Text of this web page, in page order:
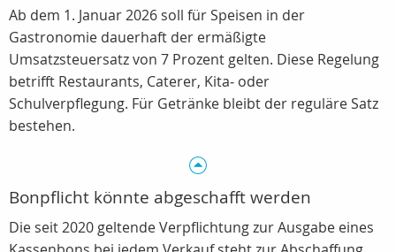
Ab dem 1. Januar 2026 soll für Speisen in der
Gastronomie dauerhaft der ermäßigte
Umsatzsteuersatz von 7 Prozent gelten. Diese Regelung
betrifft Restaurants, Caterer, Kita‑ oder
Schulverpflegung. Für Getränke bleibt der reguläre Satz
bestehen.
Bonpflicht könnte abgeschafft werden
Die seit 2020 geltende Verpflichtung zur Ausgabe eines